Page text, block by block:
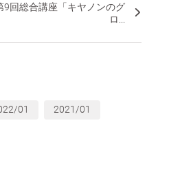
9回総合講座「キヤノンのグ
ロ...
01 2021/01